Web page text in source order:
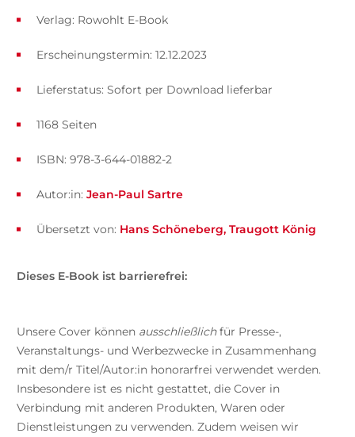
Verlag: Rowohlt E-Book
Übersetzt von: Hans Schöneberg Traugott König
Erscheinungstermin: 12.12.2023
Lieferstatus: Sofort per Download lieferbar
ISBN: 978-3-644-01882-2
1168 Seiten
Autor:in: Jean-Paul Sartre
Dieses E-Book ist barrierefrei:
Unsere Cover können ausschließlichfür Presse-,
Veranstaltungs- und Werbezwecke in Zusammenhang
mit dem/r Titel/Autor:in honorarfrei verwendet werden.
Insbesondere ist es nicht gestattet, die Cover in
Verbindung mit anderen Produkten, Waren oder
Dienstleistungen zu verwenden. Zudem weisen wir